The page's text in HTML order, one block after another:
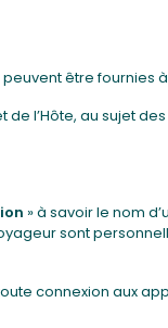
être fournies
l’Hôte, au sujet
» à savoir le nom
sont
connexion aux